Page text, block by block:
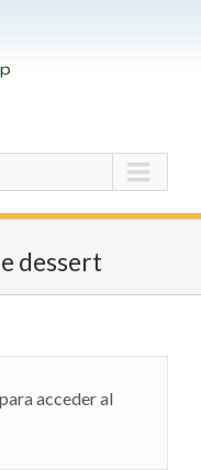
dessert
acceder al